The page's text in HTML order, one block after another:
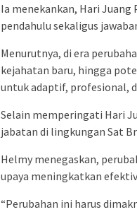
Ia menekankan, Hari
pendahulu sekaligus
Menurutnya, di era
kejahatan baru, hingga
untuk adaptif, profesional,
Selain memperingati Hari
jabatan di lingkungan Sat
Helmy menegaskan,
upaya meningkatkan
“Perubahan ini harus